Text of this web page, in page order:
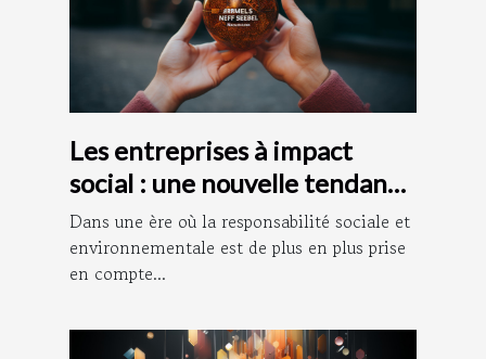
Les entreprises à impact
social : une nouvelle tendance
dans le monde des affaires
Dans une ère où la responsabilité sociale et
environnementale est de plus en plus prise
en compte...